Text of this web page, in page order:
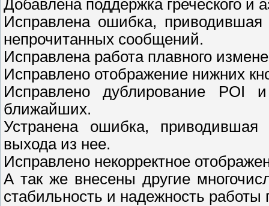
Добавлена поддержка греческого и
Исправлена ошибка, приводившая
непрочитанных сообщений.
Исправлена работа плавного
Исправлено отображение нижних
Исправлено дублирование POI
ближайших.
Устранена ошибка,
выхода из нее.
Исправлено некорректное
А так же внесены другие
стабильность и надежность